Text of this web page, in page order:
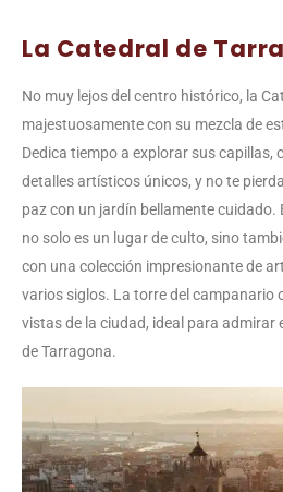
La Catedral de
No muy lejos del centro histórico, la
majestuosamente con su mezcla de
Dedica tiempo a explorar sus capillas,
detalles artísticos únicos, y no te
paz con un jardín bellamente cuidado.
no solo es un lugar de culto, sino
con una colección impresionante de
varios siglos. La torre del campanario
vistas de la ciudad, ideal para admirar
de Tarragona.